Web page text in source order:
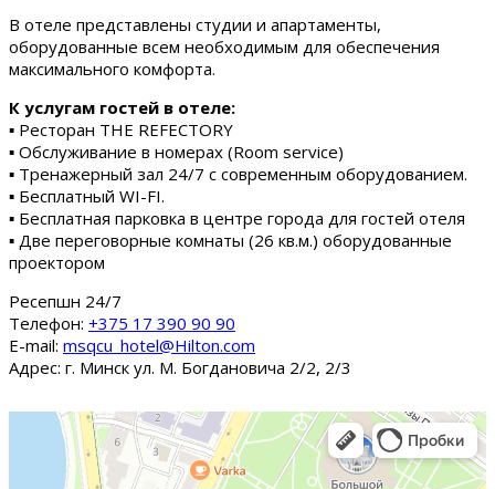
В отеле представлены студии и апартаменты,
оборудованные всем необходимым для обеспечения
максимального комфорта.
К услугам гостей в отеле:
▪ Ресторан THE REFECTORY
▪ Обслуживание в номерах (Room service)
▪ Тренажерный зал 24/7 с современным оборудованием.
▪ Бесплатный WI-FI.
▪ Бесплатная парковка в центре города для гостей отеля
▪ Две переговорные комнаты (26 кв.м.) оборудованные
проектором
Ресепшн 24/7
Tелефон: +375 17 390 90 90
E-mail: msqcu_hotel@Hilton.com
Адрес: г. Минск ул. М. Богдановича 2/2, 2/3